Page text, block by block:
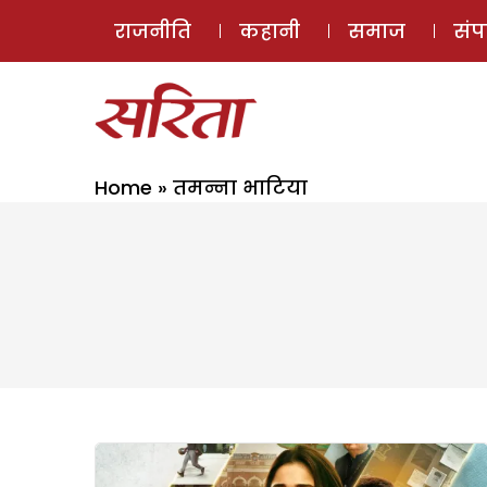
राजनीति कहानी समाज
Home » तमन्ना भाटिया